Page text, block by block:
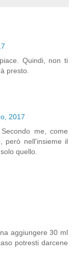
Quindi, non ti
presto.
2017
me, come
però nell'insieme il
quello.
aggiungere 30 ml
potresti darcene